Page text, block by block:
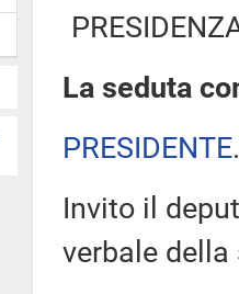
La seduta
PRESIDENTE
Invito il
verbale della